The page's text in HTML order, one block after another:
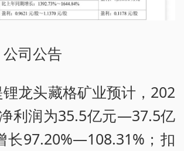
司公告
头藏格矿业预计，202
利润为35.5亿元—37.5亿
长97.20%—108.31%；扣